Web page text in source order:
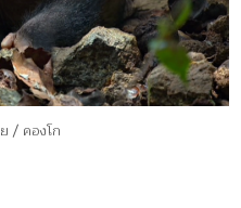
/ คองโก